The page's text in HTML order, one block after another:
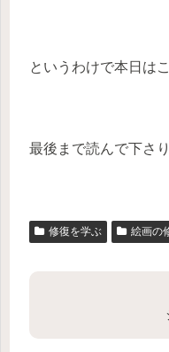
というわけで本日は
最後まで読んで下さ
修復を学ぶ 絵画の